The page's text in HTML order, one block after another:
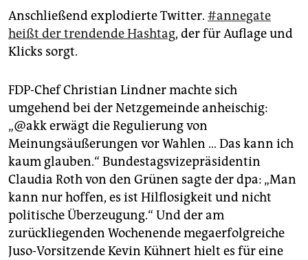
Anschließend explodierte Twitter. #annegate
heißt der trendende Hashtag, der für Auflage und
Klicks sorgt.
FDP-Chef Christian Lindner machte sich
umgehend bei der Netzgemeinde anheischig:
„@akk erwägt die Regulierung von
Meinungsäußerungen vor Wahlen … Das kann ich
kaum glauben.“ Bundestagsvizepräsidentin
Claudia Roth von den Grünen sagte der dpa: „Man
kann nur hoffen, es ist Hilflosigkeit und nicht
politische Überzeugung.“ Und der am
zurückliegenden Wochenende megaerfolgreiche
Juso-Vorsitzende Kevin Kühnert hielt es für eine